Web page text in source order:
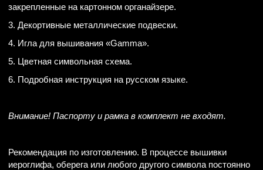
закрепленные на картонном органайзере.
3. Декортивные металлические подвески.
4. Игла для вышивания «Gamma».
5. Цветная символьная схема.
6. Подробная инструкция на русском языке.
Внимание! Паспорту и рамка в комплект не входят.
Рекомендация по изготовлению. В процессе вышивки
иероглифа, оберега или любого другого символа постоянно